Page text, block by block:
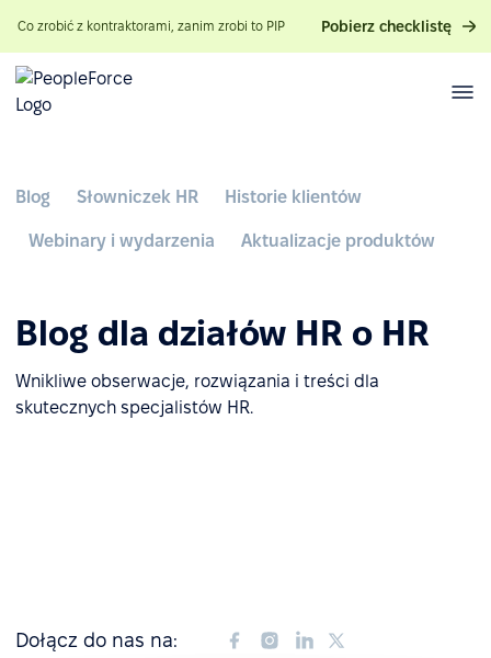
Co zrobić z kontraktorami, zanim zrobi to PIP Pobierz checklistę
Blog Słowniczek HR Historie klientów
Webinary i wydarzenia Aktualizacje produktów
Blog dla działów HR o HR
Wnikliwe obserwacje, rozwiązania i treści dla
skutecznych specjalistów HR.
Dołącz do nas na: